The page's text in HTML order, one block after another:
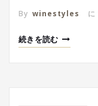
By winestyles に
続きを読む